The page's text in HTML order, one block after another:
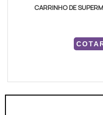
CARRINHO DE